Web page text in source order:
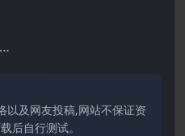
以及网友投稿,网站不保证资
后自行测试。